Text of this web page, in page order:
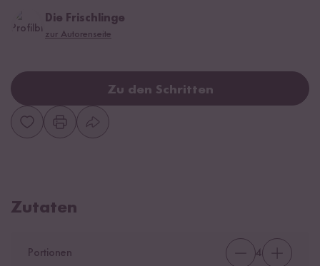
Die Frischlinge
zur Autorenseite
Zu den Schritten
Zutaten
Portionen 4